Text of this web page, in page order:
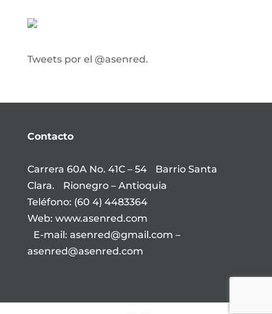
Tweets por el @asenred.
Contacto
Carrera 60A No. 41C – 54 Barrio Santa
Clara. Rionegro – Antioquia
Teléfono: (60 4) 4483364
Web: www.asenred.com
E-mail: asenred@gmail.com –
asenred@asenred.com